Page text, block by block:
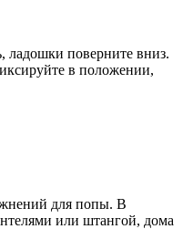
ладошки поверните вниз.
в положении,
для попы. В
или штангой, дома